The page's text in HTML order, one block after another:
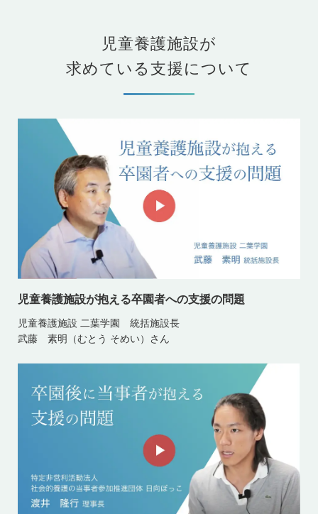
児童養護施設が
求めている支援について
児童養護施設が抱える卒園者への支援の問題
児童養護施設 二葉学園 統括施設長
武藤 素明（むとう そめい）さん